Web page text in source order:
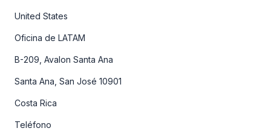
United States
Oficina de LATAM
B-209, Avalon Santa Ana
Santa Ana, San José 10901
Costa Rica
Teléfono